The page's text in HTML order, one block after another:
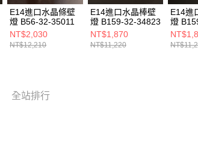
E14進口水晶條壁
燈 B56-32-35011
NT$2,030
NT$12,210
E14進口水晶棒壁
燈 B159-32-34823
NT$1,870
NT$11,220
E14進
燈
全站排行